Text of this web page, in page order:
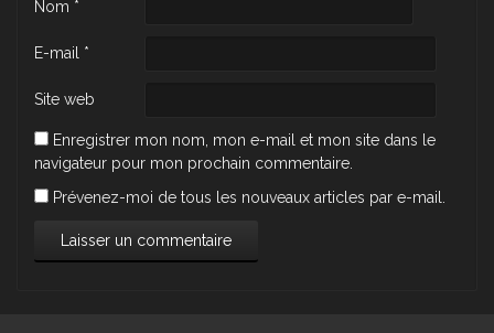
Nom *
E-mail *
Site web
Enregistrer mon nom, mon e-mail et mon site dans le
navigateur pour mon prochain commentaire.
Prévenez-moi de tous les nouveaux articles par e-mail.